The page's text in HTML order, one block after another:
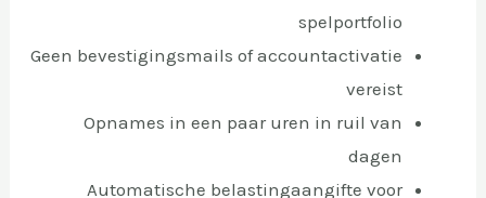
spelportfolio
Geen bevestigingsmails of accountactivatie
vereist
Opnames in een paar uren in ruil van
dagen
Automatische belastingaangifte voor